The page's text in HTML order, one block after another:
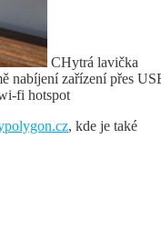
CHytrá lavička
nabíjení zařízení přes
fi hotspot
, kde je také